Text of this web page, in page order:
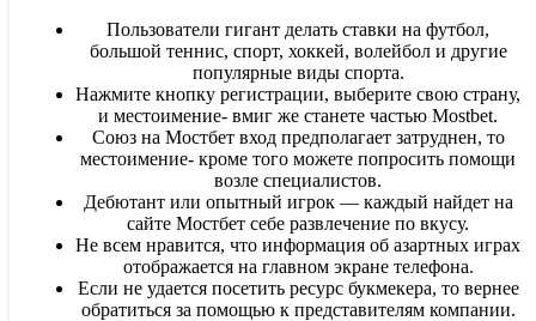
Пользователи гигант делать ставки на футбол,
большой теннис, спорт, хоккей, волейбол и другие
популярные виды спорта.
Нажмите кнопку регистрации, выберите свою страну,
и местоимение- вмиг же станете частью Mostbet.
Союз на Мостбет вход предполагает затруднен, то
местоимение- кроме того можете попросить помощи
возле специалистов.
Дебютант или опытный игрок — каждый найдет на
сайте Мостбет себе развлечение по вкусу.
Не всем нравится, что информация об азартных играх
отображается на главном экране телефона.
Если не удается посетить ресурс букмекера, то вернее
обратиться за помощью к представителям компании.